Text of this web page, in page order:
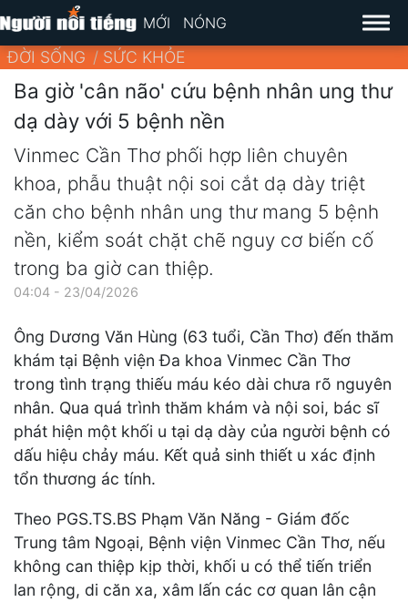
MỚI NÓNG
ĐỜI SỐNG SỨC KHỎE
Ba giờ 'cân não' cứu bệnh nhân ung thư
dạ dày với 5 bệnh nền
Vinmec Cần Thơ phối hợp liên chuyên
khoa, phẫu thuật nội soi cắt dạ dày triệt
căn cho bệnh nhân ung thư mang 5 bệnh
nền, kiểm soát chặt chẽ nguy cơ biến cố
trong ba giờ can thiệp.
04:04 - 23/04/2026
Ông Dương Văn Hùng (63 tuổi, Cần Thơ) đến thăm
khám tại Bệnh viện Đa khoa Vinmec Cần Thơ
trong tình trạng thiếu máu kéo dài chưa rõ nguyên
nhân. Qua quá trình thăm khám và nội soi, bác sĩ
phát hiện một khối u tại dạ dày của người bệnh có
dấu hiệu chảy máu. Kết quả sinh thiết u xác định
tổn thương ác tính.
Theo PGS.TS.BS Phạm Văn Năng - Giám đốc
Trung tâm Ngoại, Bệnh viện Vinmec Cần Thơ, nếu
không can thiệp kịp thời, khối u có thể tiến triển
lan rộng, di căn xa, xâm lấn các cơ quan lân cận